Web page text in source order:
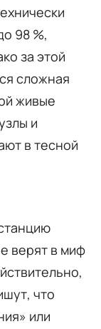
98 %,
за этой
сложная
живые
и
в тесной
верят в миф
что
или